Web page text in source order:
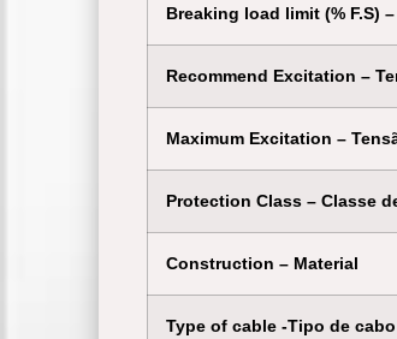
Breaking load limit (% F.S)
Recommend Excitation –
Maximum Excitation –
Protection Class – Classe
Construction – Material
Type of cable -Tipo de cabo